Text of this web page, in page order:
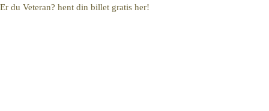
Skip
Skip
Er du Veteran? hent din billet gratis her!